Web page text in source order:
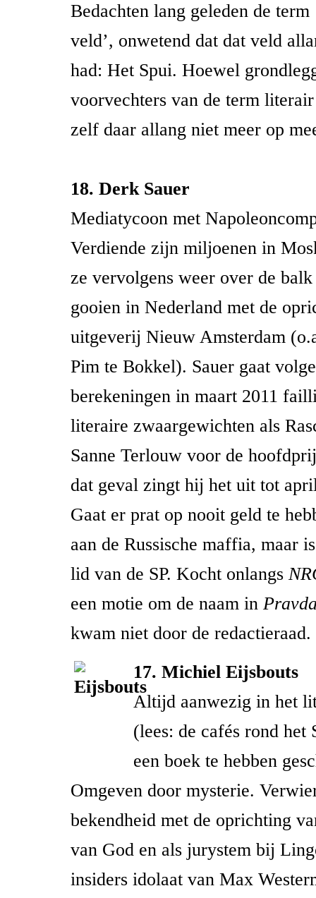
Bedachten lang geleden de
veld’, onwetend dat dat veld
had: Het Spui. Hoewel
voorvechters van de term
zelf daar allang niet meer op
18. Derk Sauer
Mediatycoon met
Verdiende zijn miljoenen in
ze vervolgens weer over de balk
gooien in Nederland met de
uitgeverij Nieuw Amsterdam
Pim te Bokkel). Sauer gaat
berekeningen in maart 2011
literaire zwaargewichten als
Sanne Terlouw voor de
dat geval zingt hij het uit tot
Gaat er prat op nooit geld te
aan de Russische maffia, maar
lid van de SP. Kocht onlangs
een motie om de naam in
kwam niet door de redactieraad.
17. Michiel Eijsbouts
Altijd aanwezig in het
(lees: de cafés rond het
een boek te hebben
Omgeven door mysterie.
bekendheid met de oprichting
van God en als jurystem bij
insiders idolaat van Max